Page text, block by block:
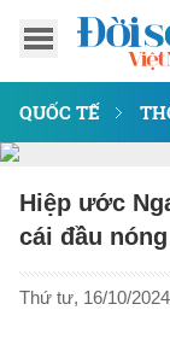
QUỐC TẾ
Hiệp ước
cái đầu nóng
Thứ tư, 16/10/